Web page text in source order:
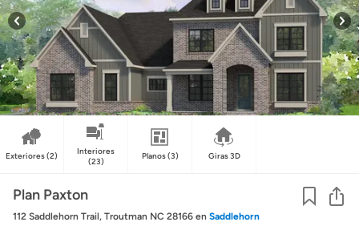
CasasNuevasAqui
Exteriores(2)
Interiores
(23)
Planos(3) Giras 3D
Plan Paxton
112 Saddlehorn Trail, Troutman NC 28166 en Saddlehorn